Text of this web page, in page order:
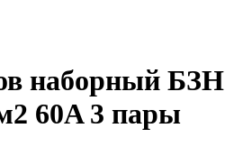
наборный БЗН
60A 3 пары